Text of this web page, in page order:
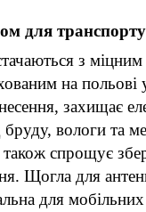
для
з
на
захищає
бруду, вологи та
спрощує
Щогла для
для мобільних